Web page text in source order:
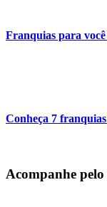
Franquias para
Conheça 7
Acompanhe